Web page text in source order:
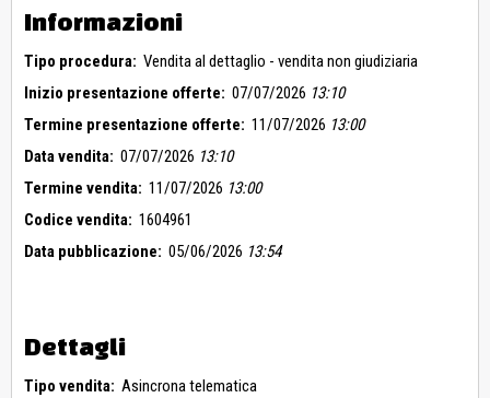
Informazioni
Tipo procedura: Vendita al dettaglio - vendita non giudiziaria
Inizio presentazione offerte: 07/07/2026 13:10
Termine presentazione offerte: 11/07/2026 13:00
Data vendita: 07/07/2026 13:10
Termine vendita: 11/07/2026 13:00
Codice vendita: 1604961
Data pubblicazione: 05/06/2026 13:54
Dettagli
Tipo vendita: Asincrona telematica